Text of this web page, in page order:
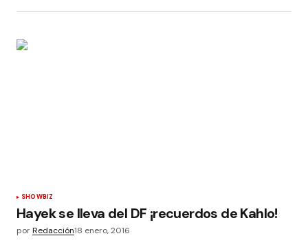
SHOWBIZ
Hayek se lleva del DF ¡recuerdos de Kahlo!
porRedacción18 enero, 2016